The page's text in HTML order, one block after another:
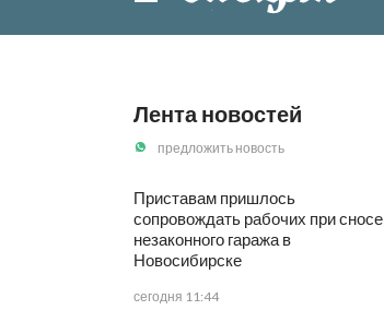
Лента новостей
предложить новость
Приставам пришлось
сопровождать рабочих при сносе
незаконного гаража в
Новосибирске
сегодня 11:44